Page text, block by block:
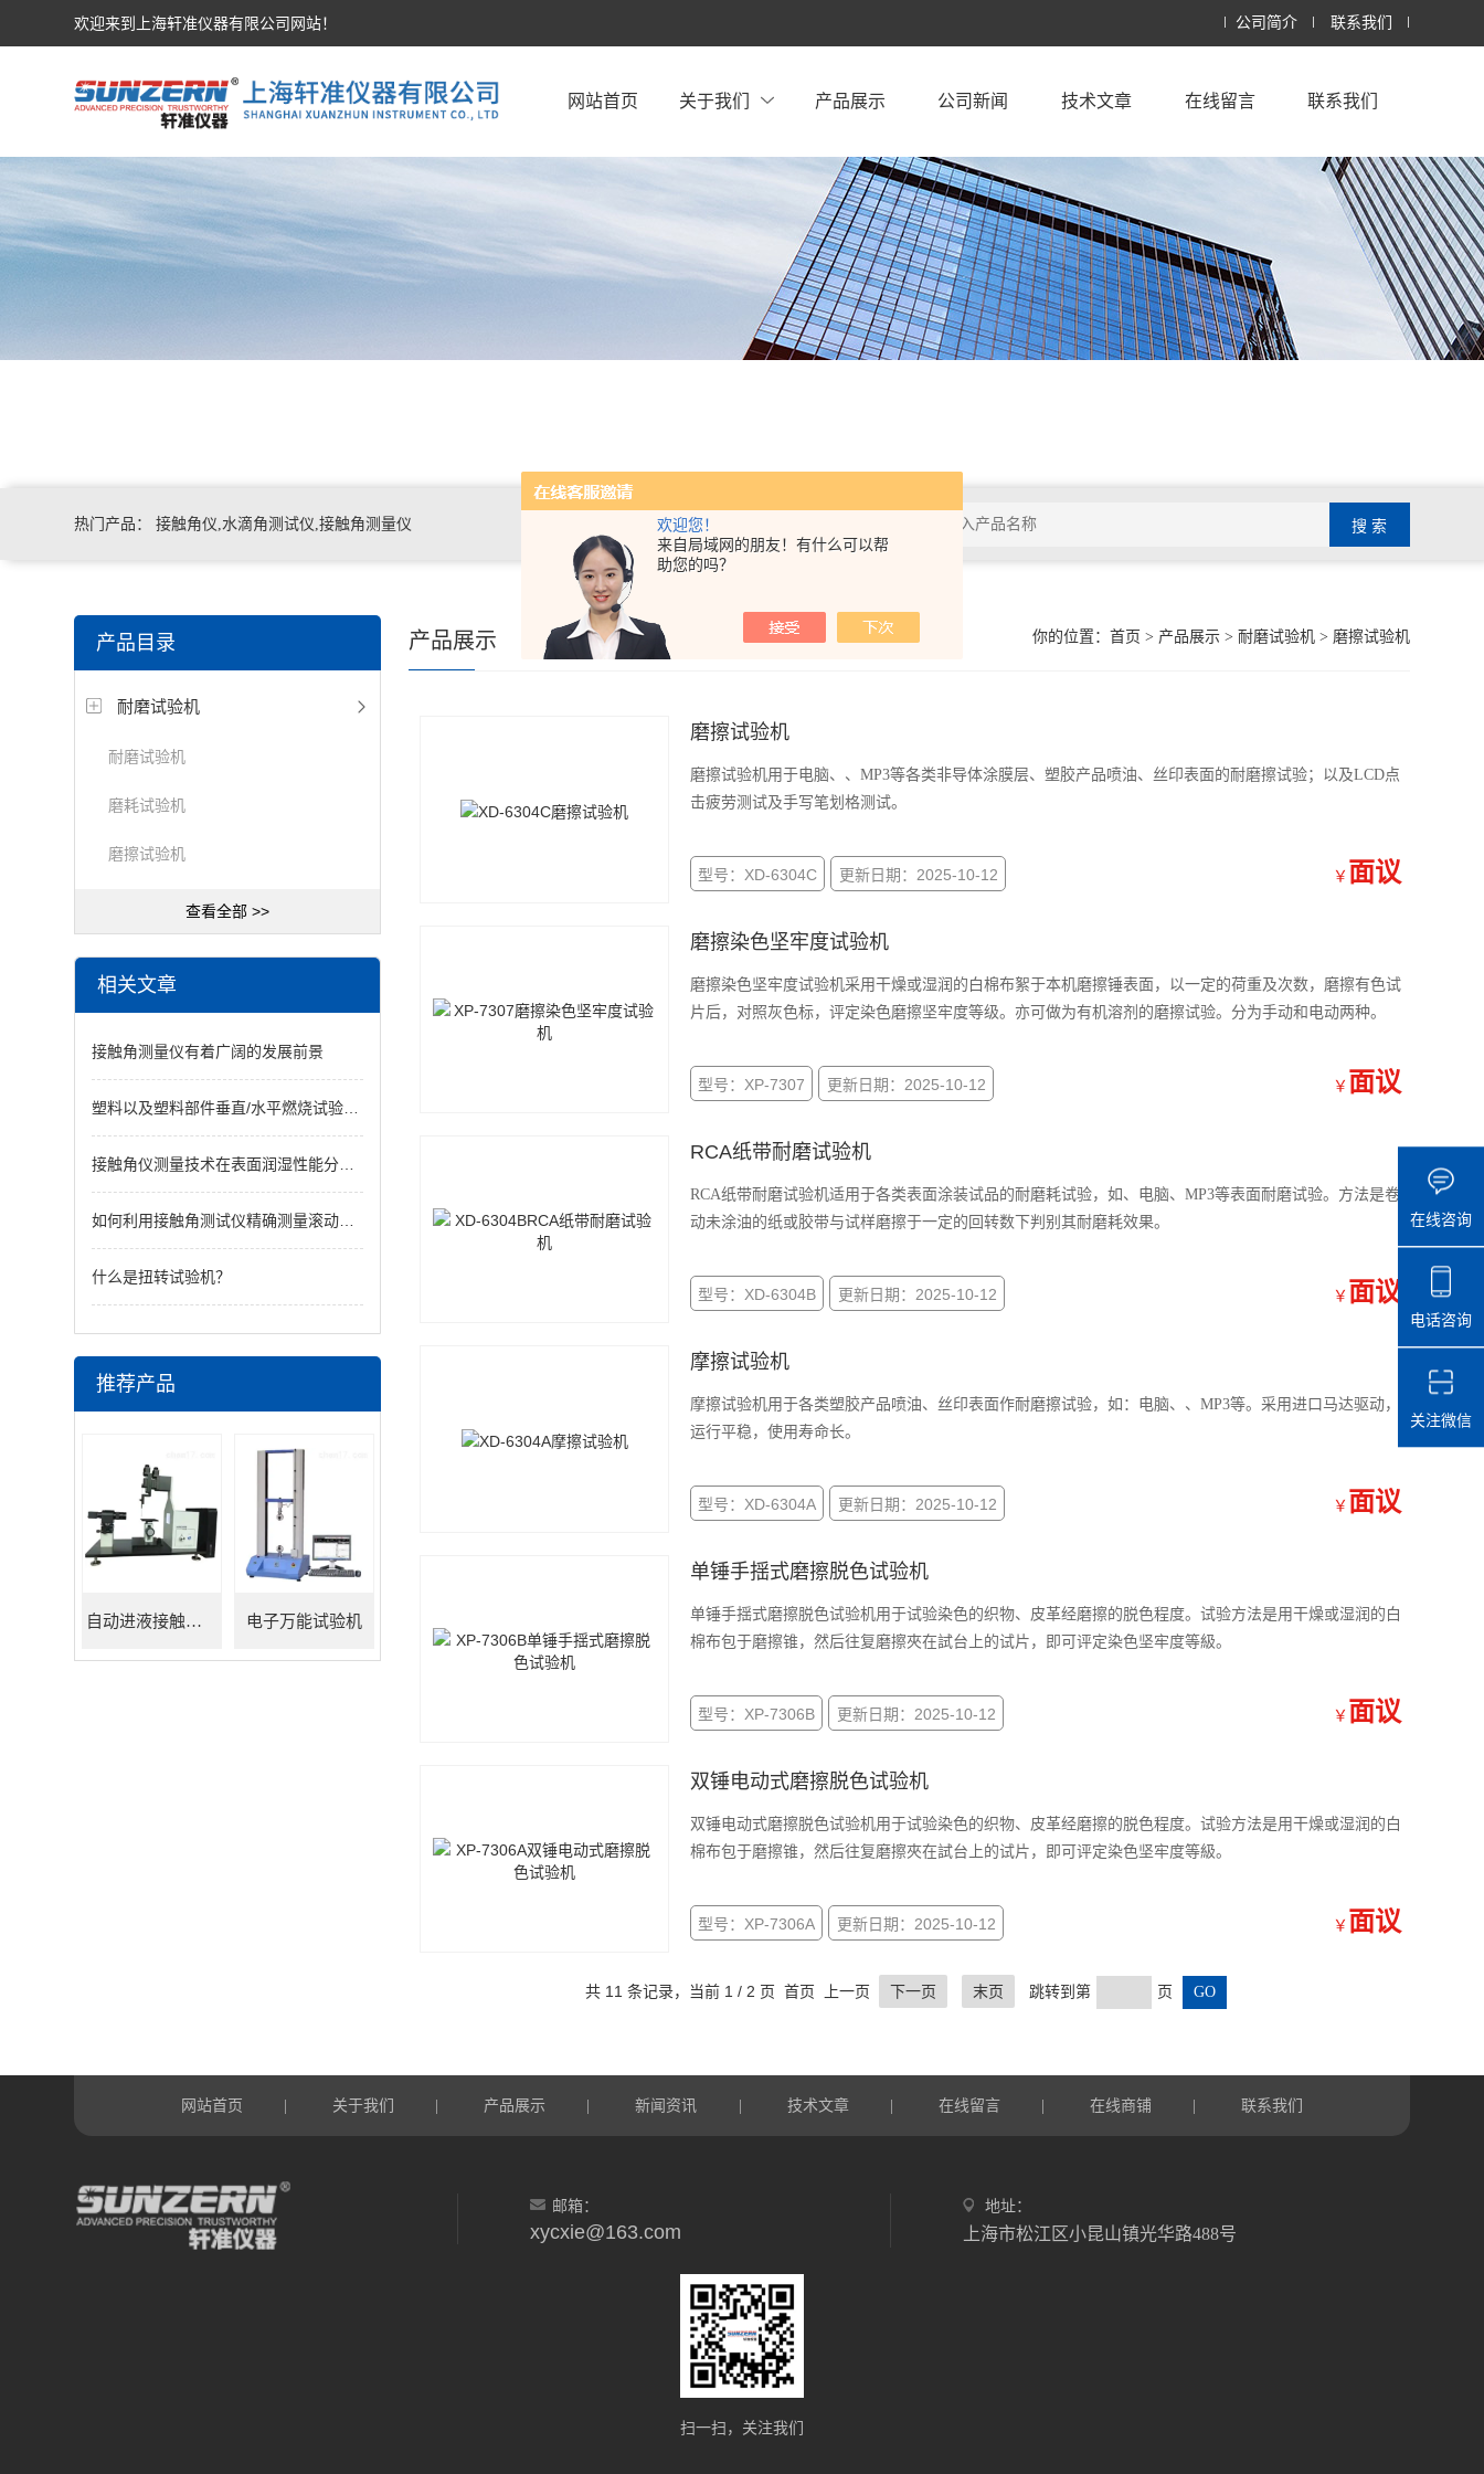
欢迎您！
来自局域网的朋友！有什么可以帮
助您的吗？
欢迎来到上海轩准仪器有限公司网站！ 公司简介 联系我们
网站首页 关于我们 产品展示 公司新闻 技术文章 在线留言 联系我们
热门产品： 接触角仪,水滴角测试仪,接触角测量仪
产品目录
耐磨试验机
耐磨试验机
磨耗试验机
磨擦试验机
查看全部 >>
相关文章
接触角测量仪有着广阔的发展前景
塑料以及塑料部件垂直/水平燃烧试验机介绍
接触角仪测量技术在表面润湿性能分析中的应用
如何利用接触角测试仪精确测量滚动角与滞后性？
什么是扭转试验机？
推荐产品
自动进液接触角测量仪 电子万能试验机
你的位置： 首页 > 产品展示> 耐磨试验机> 磨擦试验机
产品展示
磨擦试验机
磨擦试验机用于电脑、、MP3等各类非导体涂膜层、塑胶产品喷油、丝印表面的耐磨擦试验；以及LCD点
击疲劳测试及手写笔划格测试。
型号：XD-6304C 更新日期：2025-10-12 ￥ 面议
磨擦染色坚牢度试验机
磨擦染色坚牢度试验机采用干燥或湿润的白棉布絮于本机磨擦锤表面，以一定的荷重及次数，磨擦有色试
片后，对照灰色标，评定染色磨擦坚牢度等级。亦可做为有机溶剂的磨擦试验。分为手动和电动两种。
型号：XP-7307 更新日期：2025-10-12 ￥ 面议
RCA纸带耐磨试验机
RCA纸带耐磨试验机适用于各类表面涂装试品的耐磨耗试验，如、电脑、MP3等表面耐磨试验。方法是卷
动未涂油的纸或胶带与试样磨擦于一定的回转数下判别其耐磨耗效果。
型号：XD-6304B 更新日期：2025-10-12 ￥ 面议
摩擦试验机
摩擦试验机用于各类塑胶产品喷油、丝印表面作耐磨擦试验，如：电脑、、MP3等。采用进口马达驱动，
运行平稳，使用寿命长。
型号：XD-6304A 更新日期：2025-10-12 ￥ 面议
单锤手揺式磨擦脱色试验机
单锤手揺式磨擦脱色试验机用于试验染色的织物、皮革经磨擦的脱色程度。试验方法是用干燥或湿润的白
棉布包于磨擦锥，然后往复磨擦夾在試台上的试片，即可评定染色坚牢度等級。
型号：XP-7306B 更新日期：2025-10-12 ￥ 面议
双锤电动式磨擦脱色试验机
双锤电动式磨擦脱色试验机用于试验染色的织物、皮革经磨擦的脱色程度。试验方法是用干燥或湿润的白
棉布包于磨擦锥，然后往复磨擦夾在試台上的试片，即可评定染色坚牢度等級。
型号：XP-7306A 更新日期：2025-10-12 ￥ 面议
共 11 条记录，当前 1 / 2 页 首页 上一页 下一页 末页 跳转到第 页
网站首页 关于我们 产品展示 新闻资讯 技术文章 在线留言 在线商铺 联系我们
邮箱：
xycxie@163.com
地址：
上海市松江区小昆山镇光华路488号
扫一扫，关注我们
在线咨询
电话咨询
关注微信